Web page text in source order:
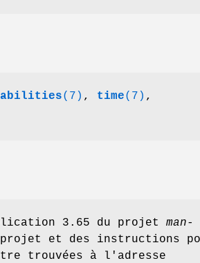
(7) , time(7) ,
3.65 du projet man-
et des instructions
trouvées à l'adresse